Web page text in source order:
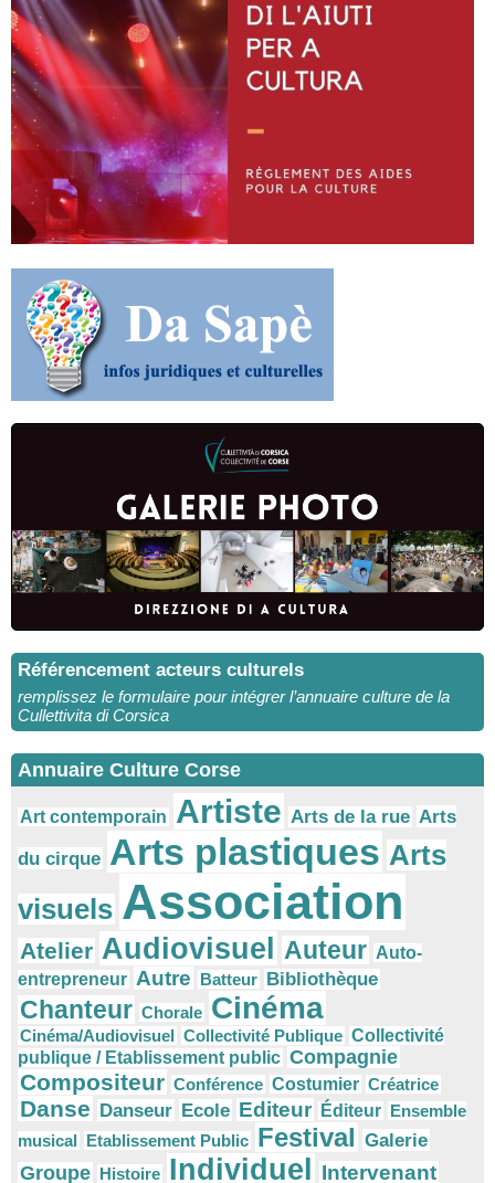
Référencement acteurs culturels
remplissez le formulaire pour intégrer l’annuaire culture de la
Cullettivita di Corsica
Annuaire Culture Corse
Art contemporain Artiste Arts de la rue Arts
du cirque Arts plastiques Arts
visuels Association
Atelier Audiovisuel Auteur Auto-
entrepreneur Autre Batteur Bibliothèque
Chanteur Chorale Cinéma
Cinéma/Audiovisuel Collectivité Publique Collectivité
publique / Etablissement public Compagnie
Compositeur Conférence Costumier Créatrice
Danse Danseur Ecole Editeur Éditeur Ensemble
musical Etablissement Public Festival Galerie
Groupe Histoire Individuel Intervenant